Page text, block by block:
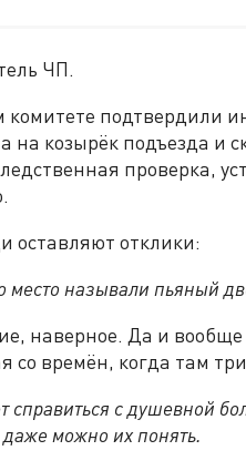
ЧП.
комитете подтвердили
на козырёк подъезда и
проверка,
оставляют отклики:
называли пьяный
наверное. Да и
со времён, когда там
с душевной
можно их понять.